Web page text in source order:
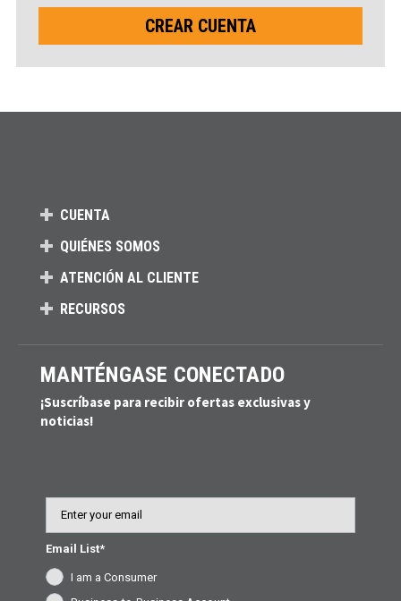
CREAR CUENTA
CUENTA
QUIÉNES SOMOS
ATENCIÓN AL CLIENTE
RECURSOS
MANTÉNGASE CONECTADO
¡Suscríbase para recibir ofertas exclusivas y
noticias!
Email List*
I am a Consumer